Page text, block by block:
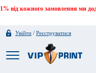
1% від кожного замовлення ми
Увійти /Реєструватися